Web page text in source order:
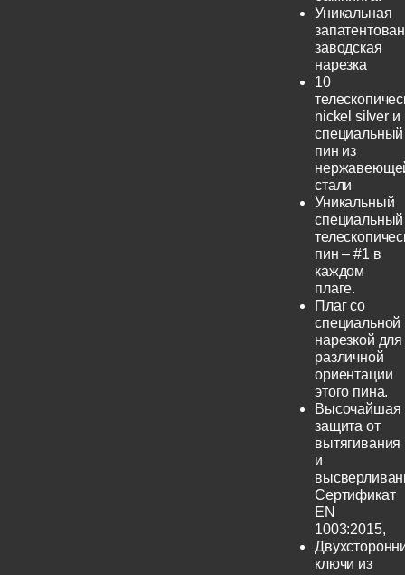
Уникальная
заводская
нарезка
10
nickel silver и
специальный
пин из
стали
Уникальный
специальный
пин – #1 в
каждом
плаге.
Плаг со
специальной
нарезкой для
различной
ориентации
этого пина.
Высочайшая
защита от
вытягивания
и
Сертификат
EN
1003:2015,
ключи из